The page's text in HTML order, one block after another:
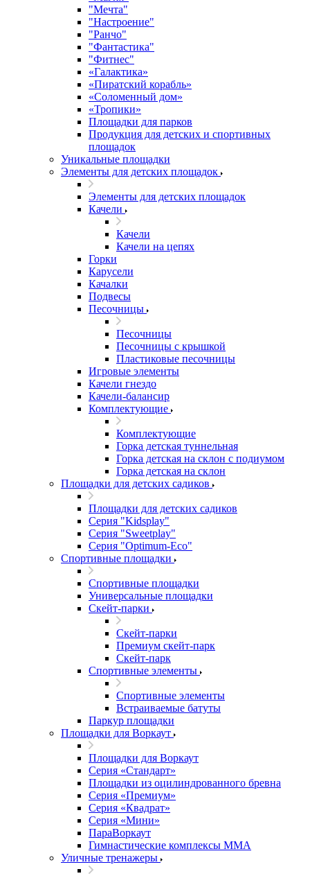
"Мечта"
"Настроение"
"Ранчо"
"Фантастика"
"Фитнес"
«Галактика»
«Пиратский корабль»
«Соломенный дом»
«Тропики»
Площадки для парков
Продукция для детских и спортивных
площадок
Уникальные площадки
Элементы для детских площадок
Элементы для детских площадок
Качели
Качели
Качели на цепях
Горки
Карусели
Качалки
Подвесы
Песочницы
Песочницы
Песочницы с крышкой
Пластиковые песочницы
Игровые элементы
Качели гнездо
Качели-балансир
Комплектующие
Комплектующие
Горка детская туннельная
Горка детская на склон с подиумом
Горка детская на склон
Площадки для детских садиков
Площадки для детских садиков
Серия "Kidsplay"
Серия "Sweetplay"
Серия "Оptimum-Еco"
Спортивные площадки
Спортивные площадки
Универсальные площадки
Скейт-парки
Скейт-парки
Премиум скейт-парк
Скейт-парк
Спортивные элементы
Спортивные элементы
Встраиваемые батуты
Паркур площадки
Площадки для Воркаут
Площадки для Воркаут
Серия «Стандарт»
Площадки из оцилиндрованного бревна
Серия «Премиум»
Серия «Квадрат»
Серия «Мини»
ПараВоркаут
Гимнастические комплексы ММА
Уличные тренажеры